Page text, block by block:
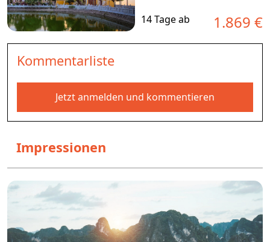
14 Tage ab 1.869 €
Kommentarliste
Jetzt anmelden und kommentieren
Impressionen